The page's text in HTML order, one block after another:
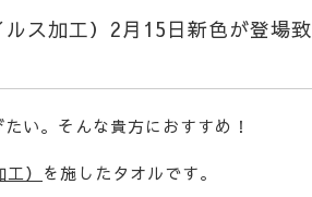
ス加工）2月15日新色が登場致
い。そんな貴方におすすめ！
） を施したタオルです。